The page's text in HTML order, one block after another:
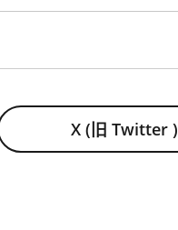
X (旧 Twitter )